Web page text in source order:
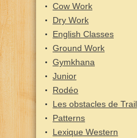
Cow Work
Dry Work
English Classes
Ground Work
Gymkhana
Junior
Rodéo
Les obstacles de Trail
Patterns
Lexique Western